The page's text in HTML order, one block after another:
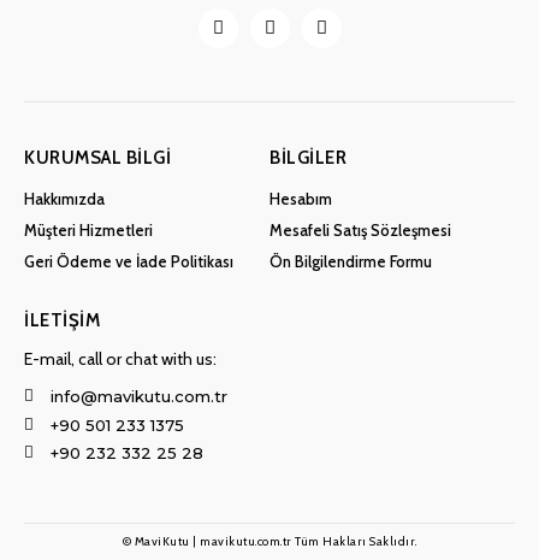
KURUMSAL BILGI
Hakkımızda
Müşteri Hizmetleri
Geri Ödeme ve İade Politikası
BILGILER
Hesabım
Mesafeli Satış Sözleşmesi
Ön Bilgilendirme Formu
İLETIŞIM
E-mail, call or chat with us:
info@mavikutu.com.tr
+90 501 233 1375
+90 232 332 25 28
© MaviKutu | mavikutu.com.tr Tüm Hakları Saklıdır.